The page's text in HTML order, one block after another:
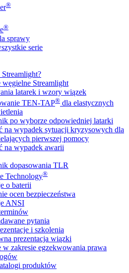
®
®
sprawy
serie
węgielne Streamlight
latarek i wzory wiązek
TEN-TAP® dla elastycznych
po wyborze odpowiedniej latarki
na wypadek sytuacji kryzysowych dla
pierwszej pomocy
na wypadek awarii
dopasowania TLR
Technology®
o baterii
ocen bezpieczeństwa
ANSI
pytania
i szkolenia
prezentacja wiązki
w zakresie egzekwowania prawa
produktów